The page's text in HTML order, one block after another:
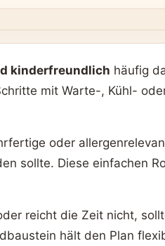
kinderfreundlich häufig
mit Warte-, Kühl-
oder
sollte. Diese einfachen
reicht die Zeit nicht,
hält den Plan